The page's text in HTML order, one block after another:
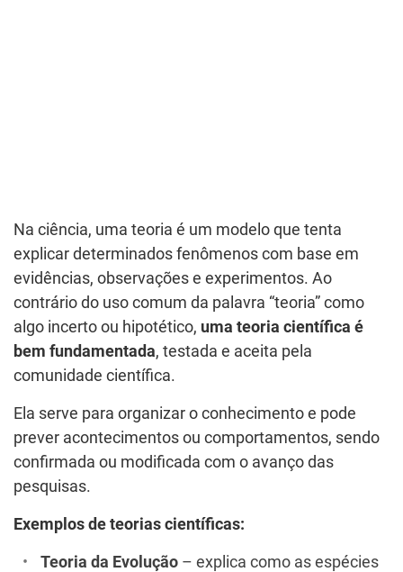
Na ciência, uma teoria é um modelo que tenta
explicar determinados fenômenos com base em
evidências, observações e experimentos. Ao
contrário do uso comum da palavra “teoria” como
algo incerto ou hipotético, uma teoria científica é
bem fundamentada, testada e aceita pela
comunidade científica.
Ela serve para organizar o conhecimento e pode
prever acontecimentos ou comportamentos, sendo
confirmada ou modificada com o avanço das
pesquisas.
Exemplos de teorias científicas:
Teoria da Evolução – explica como as espécies